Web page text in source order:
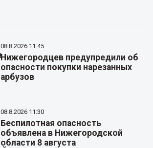
08.8.2026 11:45
Нижегородцев предупредили об
опасности покупки нарезанных
арбузов
08.8.2026 11:30
Беспилотная опасность
объявлена в Нижегородской
области 8 августа